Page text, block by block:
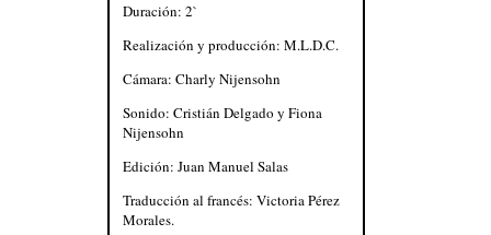
Duración: 2`
Realización y producción: M.L.D.C.
Cámara: Charly Nijensohn
Sonido: Cristián Delgado y Fiona
Nijensohn
Edición: Juan Manuel Salas
Traducción al francés: Victoria Pérez
Morales.